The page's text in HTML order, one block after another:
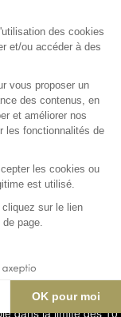
- Tous
à la
offres de voyance.
Telemaque, Pluton
des
à l’origine raciale ou
vie sexuelle ou
sont soumises à
facultatives que
saisir le médiateur
est soumis
dans la limite des
des cookies
et/ou accéder à des
vous proposer un
des contenus, en
et améliorer nos
les fonctionnalités de
les cookies ou
est utilisé.
sur le lien
page.
OK pour moi